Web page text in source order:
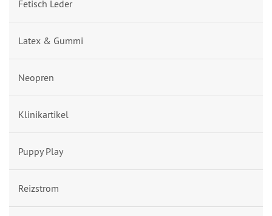
Fetisch Leder
Latex & Gummi
Neopren
Klinikartikel
Puppy Play
Reizstrom